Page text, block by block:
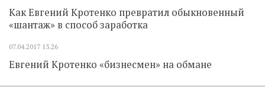
Как Евгений Кротенко превратил обыкновенный
«шантаж» в способ заработка
07.04.2017 13.26
Евгений Кротенко «бизнесмен» на обмане